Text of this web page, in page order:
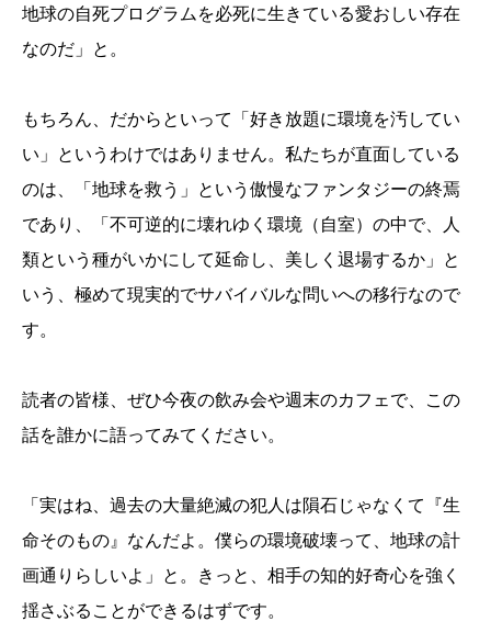
地球の自死プログラムを必死に生きている愛おしい存在
なのだ」と。
もちろん、だからといって「好き放題に環境を汚してい
い」というわけではありません。私たちが直面している
のは、「地球を救う」という傲慢なファンタジーの終焉
であり、「不可逆的に壊れゆく環境（自室）の中で、人
類という種がいかにして延命し、美しく退場するか」と
いう、極めて現実的でサバイバルな問いへの移行なので
す。
読者の皆様、ぜひ今夜の飲み会や週末のカフェで、この
話を誰かに語ってみてください。
「実はね、過去の大量絶滅の犯人は隕石じゃなくて『生
命そのもの』なんだよ。僕らの環境破壊って、地球の計
画通りらしいよ」と。きっと、相手の知的好奇心を強く
揺さぶることができるはずです。